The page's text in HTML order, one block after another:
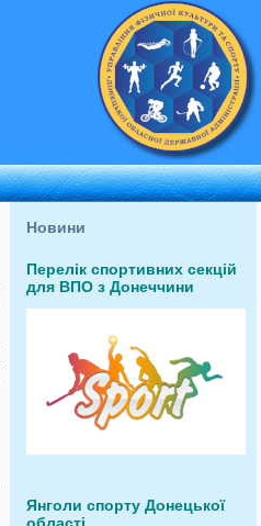
Новини
Перелік спортивних секцій
для ВПО з Донеччини
Янголи спорту Донецької